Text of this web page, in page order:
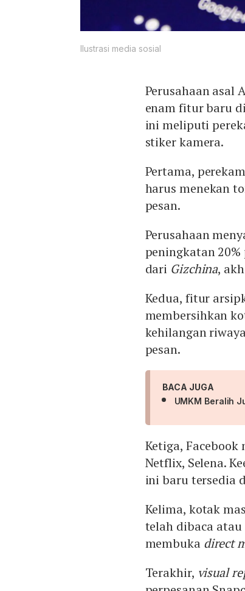
Ilustrasi media sosial
Perusahaan asal
enam fitur baru
ini meliputi
stiker kamera.
Pertama,
harus menekan
pesan.
Perusahaan
peningkatan
dari Gizchina,
Kedua, fitur
membersihkan
kehilangan
pesan.
BACA JUGA
UMKM Beralih
Ketiga,
Netflix, Selena.
ini baru tersedia
Kelima, kotak
telah dibaca
membuka direct
Terakhir, visual